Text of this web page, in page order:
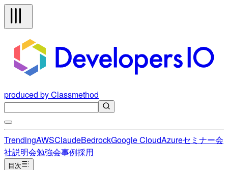
produced by Classmethod
TrendingAWSClaudeBedrockGoogle CloudAzureセミナー会
社説明会勉強会事例採用
目次